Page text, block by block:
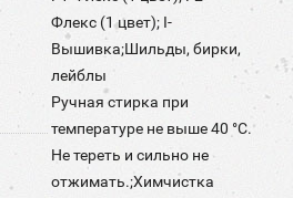
Флекс (1 цвет); I-
Вышивка;Шильды, бирки,
лейблы
Ручная стирка при
температуре не выше 40 °C.
Не тереть и сильно не
отжимать.;Химчистка